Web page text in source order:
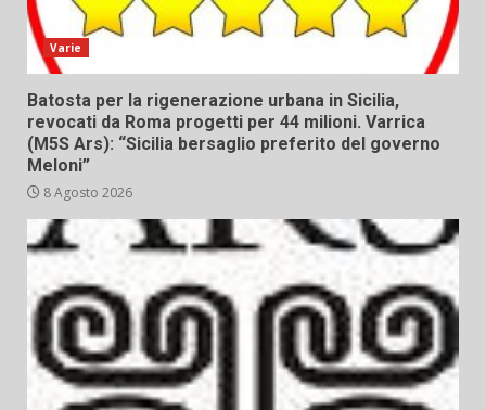
Varie
Batosta per la rigenerazione urbana in Sicilia,
revocati da Roma progetti per 44 milioni. Varrica
(M5S Ars): “Sicilia bersaglio preferito del governo
Meloni”
8 Agosto 2026